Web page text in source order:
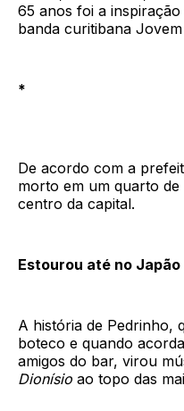
65 anos foi a inspiração
banda curitibana
*
De acordo com a
morto em um quarto
centro da capital.
Estourou até no Japão
A história de Pedrinho,
boteco e quando
amigos do bar, virou
Dionísio ao topo das